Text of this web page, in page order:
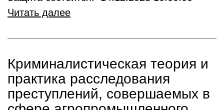
Читать далее
Криминалистическая теория и
практика расследования
преступлений, совершаемых в